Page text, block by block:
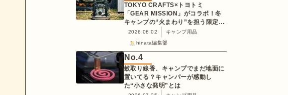
TOKYO CRAFTS×トヨトミ
「GEAR MISSION」がコラボ！冬
キャンプの“火まわり”を担う限定
K3クッキングストーブが登場
2026.08.02
キャンプ用品
hinata編集部
No.4
蚊取り線香、キャンプでまだ地面に
置いてる？キャンパーが感動し
た“小さな発明”とは